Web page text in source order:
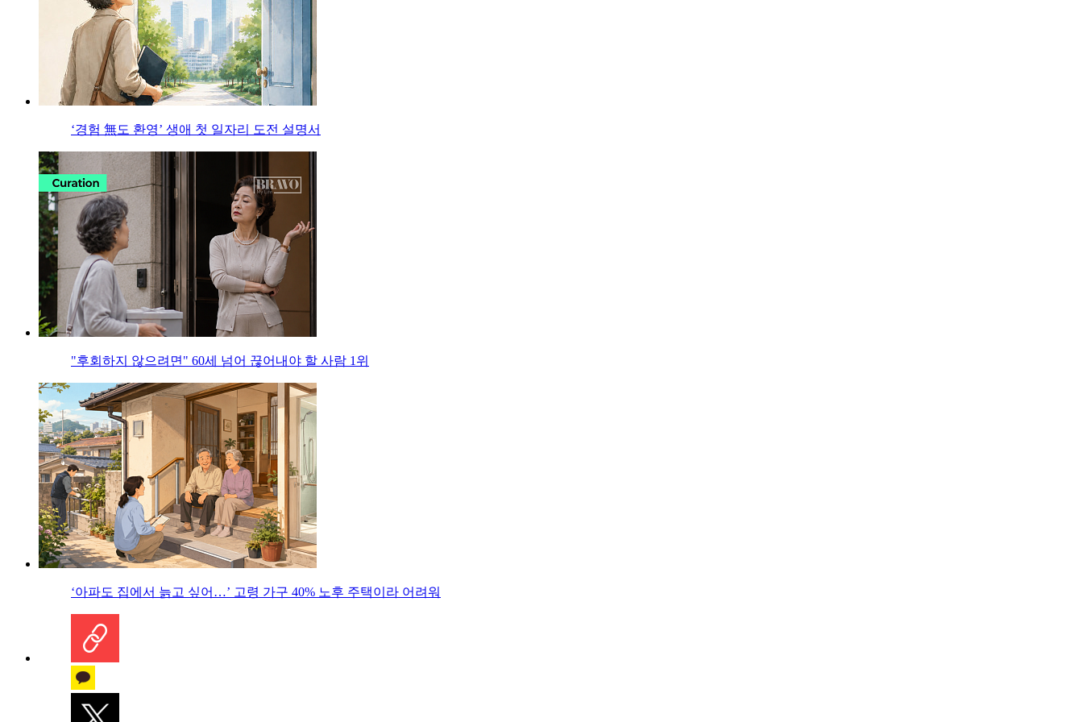
‘경험 無도 환영’ 생애 첫 일자리 도전 설명서
"후회하지 않으려면" 60세 넘어 끊어내야 할 사람 1위
‘아파도 집에서 늙고 싶어…’ 고령 가구 40% 노후 주택이라 어려워